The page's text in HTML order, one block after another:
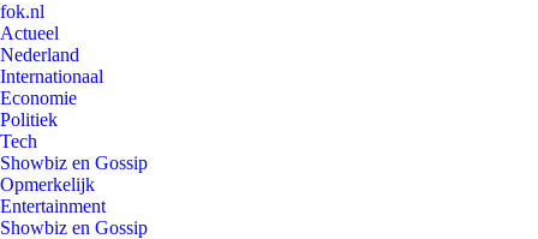
fok.nl
Actueel
Nederland
Internationaal
Economie
Politiek
Tech
Showbiz en Gossip
Opmerkelijk
Entertainment
Showbiz en Gossip